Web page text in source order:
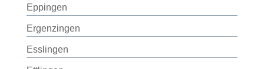
Eppingen
Ergenzingen
Esslingen